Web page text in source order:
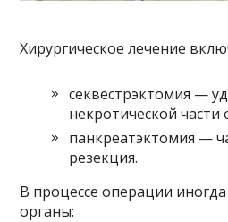
Хирургическое лечение
секвестрэктомия —
некротической части
панкреатэктомия —
резекция.
В процессе операции
органы: